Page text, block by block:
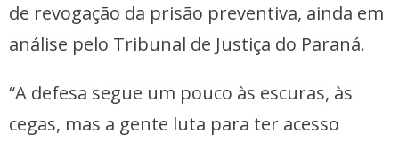
de revogação da prisão preventiva, ainda em
análise pelo Tribunal de Justiça do Paraná.
“A defesa segue um pouco às escuras, às
cegas, mas a gente luta para ter acesso